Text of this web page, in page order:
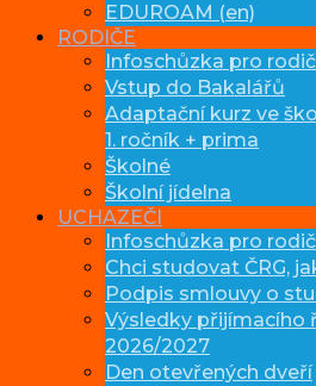
EDUROAM (en)
RODIČE
Infoschůzka pro
Vstup do Bakalářů
Adaptační kurz ve
1. ročník + prima
Školné
Školní jídelna
UCHAZEČI
Infoschůzka pro
Chci studovat ČRG,
Podpis smlouvy o
Výsledky přijímacího
2026/2027
Den otevřených dveří